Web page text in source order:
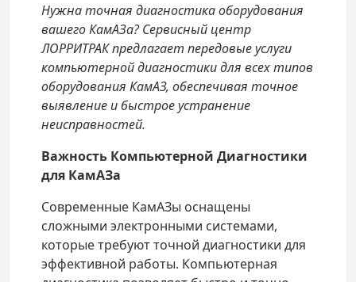
Нужна точная диагностика оборудования
вашего КамАЗа? Сервисный центр
ЛОРРИТРАК предлагает передовые услуги
компьютерной диагностики для всех типов
оборудования КамАЗ, обеспечивая точное
выявление и быстрое устранение
неисправностей.
Важность Компьютерной Диагностики
для КамАЗа
Современные КамАЗы оснащены
сложными электронными системами,
которые требуют точной диагностики для
эффективной работы. Компьютерная